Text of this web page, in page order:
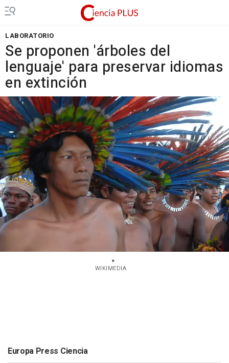
LABORATORIO
Se proponen 'árboles del
lenguaje' para preservar idiomas
en extinción
WIKIMEDIA
Europa Press Ciencia